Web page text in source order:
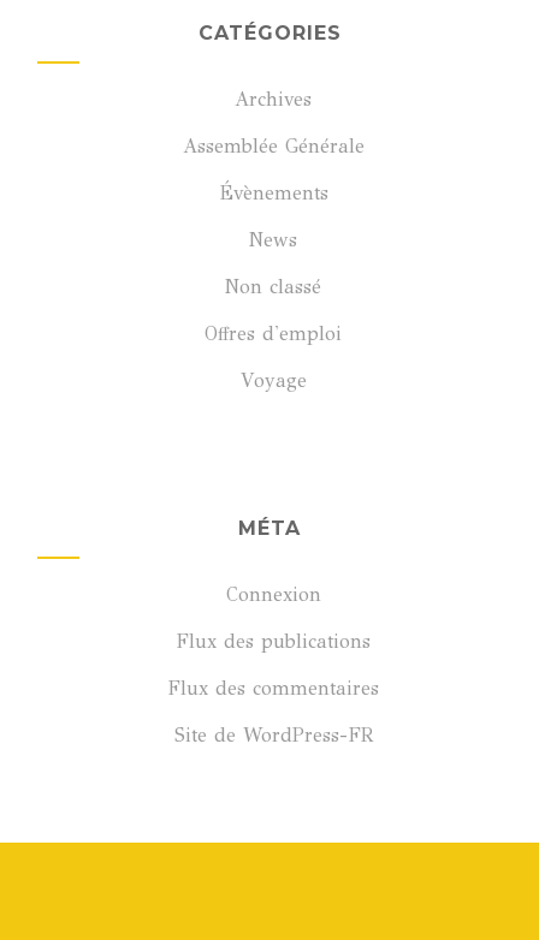
CATÉGORIES
Archives
Assemblée Générale
Évènements
News
Non classé
Offres d'emploi
Voyage
MÉTA
Connexion
Flux des publications
Flux des commentaires
Site de WordPress-FR